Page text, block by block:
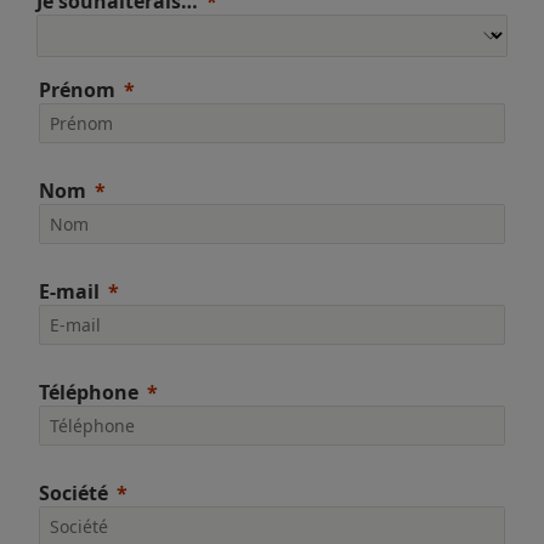
Prénom
Nom
E-mail
Téléphone
Société